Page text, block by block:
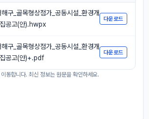
구_골목형상점가_공동시설_환경개
공고(안).hwpx
다운로드
구_골목형상점가_공동시설_환경개
공고(안)+.pdf
다운로드
동합니다. 최신 정보는 원문을 확인하세요.